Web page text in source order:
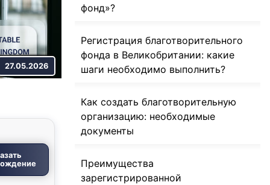
27.05.2026
фонд»?
Регистрация благотворительного
фонда в Великобритании: какие
шаги необходимо выполнить?
Как создать благотворительную
организацию: необходимые
документы
Преимущества
зарегистрированной